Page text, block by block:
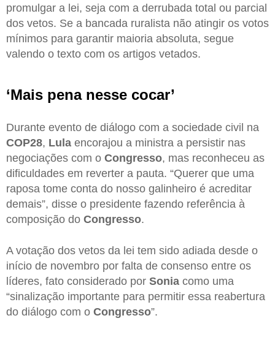
promulgar a lei, seja com a derrubada total ou parcial
dos vetos. Se a bancada ruralista não atingir os votos
mínimos para garantir maioria absoluta, segue
valendo o texto com os artigos vetados.
‘Mais pena nesse cocar’
Durante evento de diálogo com a sociedade civil na
COP28, Lula encorajou a ministra a persistir nas
negociações com o Congresso, mas reconheceu as
dificuldades em reverter a pauta. “Querer que uma
raposa tome conta do nosso galinheiro é acreditar
demais”, disse o presidente fazendo referência à
composição do Congresso.
A votação dos vetos da lei tem sido adiada desde o
início de novembro por falta de consenso entre os
líderes, fato considerado por Sonia como uma
“sinalização importante para permitir essa reabertura
do diálogo com o Congresso”.